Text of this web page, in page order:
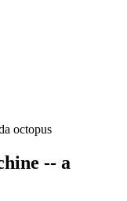
-- a